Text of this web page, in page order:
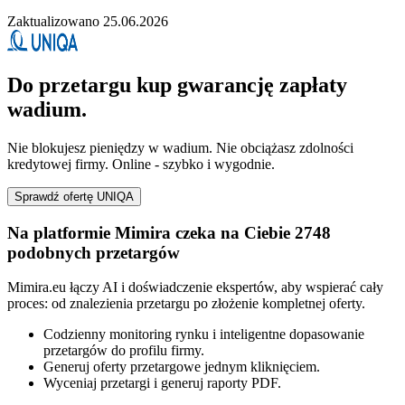
Zaktualizowano 25.06.2026
Do przetargu kup gwarancję zapłaty
wadium.
Nie blokujesz pieniędzy w wadium. Nie obciążasz zdolności
kredytowej firmy. Online - szybko i wygodnie.
Sprawdź ofertę UNIQA
Na platformie Mimira czeka na Ciebie 2748
podobnych przetargów
Mimira.eu łączy AI i doświadczenie ekspertów, aby wspierać cały
proces: od znalezienia przetargu po złożenie kompletnej oferty.
Codzienny monitoring rynku i inteligentne dopasowanie
przetargów do profilu firmy.
Generuj oferty przetargowe jednym kliknięciem.
Wyceniaj przetargi i generuj raporty PDF.